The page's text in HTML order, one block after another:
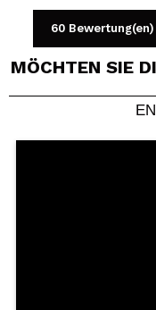
Ein
Dein Video
60
MÖCHTEN SIE